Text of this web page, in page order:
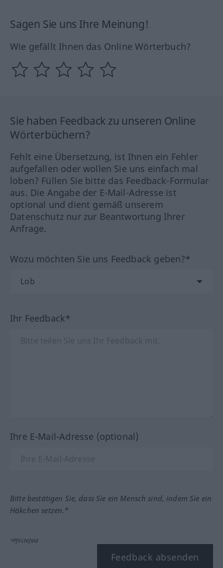
Sagen Sie uns Ihre Meinung!
Wie gefällt Ihnen das Online Wörterbuch?
Sie haben Feedback zu unseren Online
Wörterbüchern?
Fehlt eine Übersetzung, ist Ihnen ein Fehler
aufgefallen oder wollen Sie uns einfach mal
loben? Füllen Sie bitte das Feedback-Formular
aus. Die Angabe der E-Mail-Adresse ist
optional und dient gemäß unserem
Datenschutz nur zur Beantwortung Ihrer
Anfrage.
Wozu möchten Sie uns Feedback geben?*
Ihr Feedback*
Ihre E-Mail-Adresse (optional)
Bitte bestätigen Sie, dass Sie ein Mensch sind, indem Sie ein
Häkchen setzen.*
*Pflichtfeld
Feedback absenden